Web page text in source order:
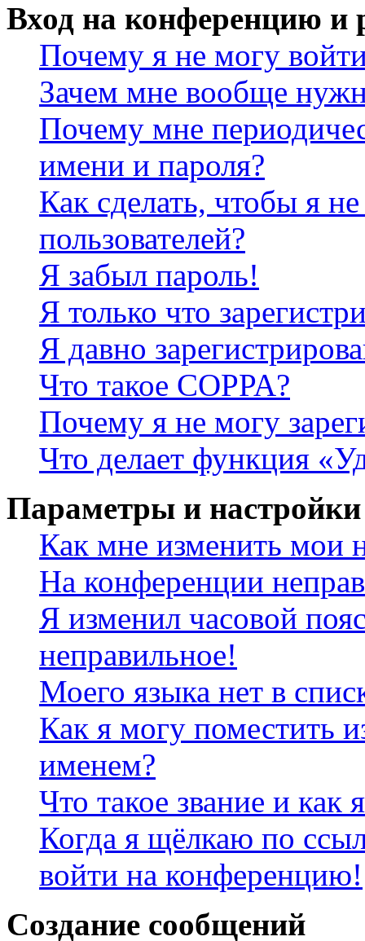
Вход на конференцию и
Почему я не могу
Зачем мне вообще
Почему мне
имени и пароля?
Как сделать, чтобы я
пользователей?
Я забыл пароль!
Я только что
Я давно
Что такое COPPA?
Почему я не могу
Что делает функция
Параметры и настройки
Как мне изменить мои
На конференции
Я изменил часовой
неправильное!
Моего языка нет в
Как я могу поместить
именем?
Что такое звание и как
Когда я щёлкаю по
войти на конференцию!
Создание сообщений